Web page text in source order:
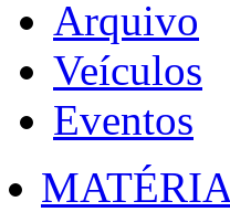
Arquivo
Veículos
Eventos